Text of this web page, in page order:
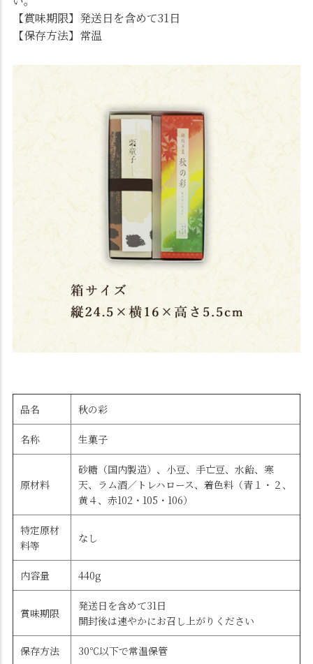
【賞味期限】発送日を含めて31日
【保存方法】常温
品名 秋の彩
名称 生菓子
原材料
砂糖（国内製造）、小豆、手亡豆、水飴、寒
天、ラム酒／トレハロース、着色料（青１・２、
黄４、赤102・105・106）
特定原材
料等
なし
内容量 440g
賞味期限
発送日を含めて31日
開封後は速やかにお召し上がりください
保存方法 30℃以下で常温保管